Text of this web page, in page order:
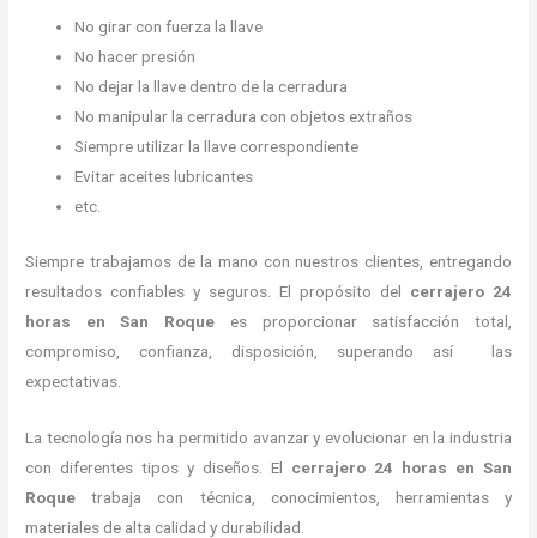
No girar con fuerza la llave
No hacer presión
No dejar la llave dentro de la cerradura
No manipular la cerradura con objetos extraños
Siempre utilizar la llave correspondiente
Evitar aceites lubricantes
etc.
Siempre trabajamos de la mano con nuestros clientes, entregando
resultados confiables y seguros. El propósito del cerrajero 24
horas en San Roque es proporcionar satisfacción total,
compromiso, confianza, disposición, superando así las
expectativas.
La tecnología nos ha permitido avanzar y evolucionar en la industria
con diferentes tipos y diseños. El cerrajero 24 horas en San
Roque trabaja con técnica, conocimientos, herramientas y
materiales de alta calidad y durabilidad.